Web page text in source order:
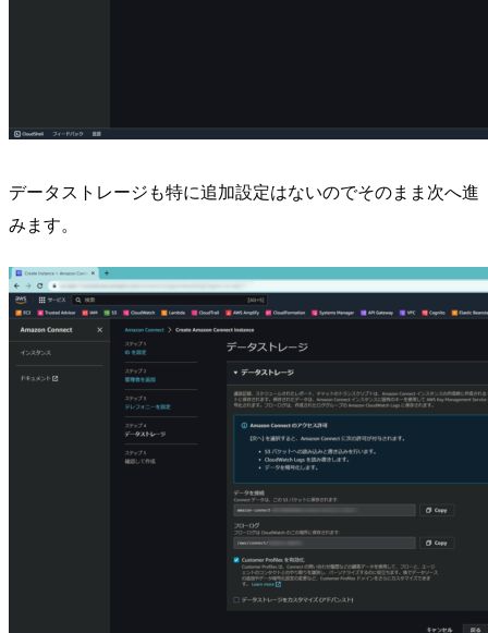
データストレージも特に追加設定はないのでそのまま次へ進
みます。